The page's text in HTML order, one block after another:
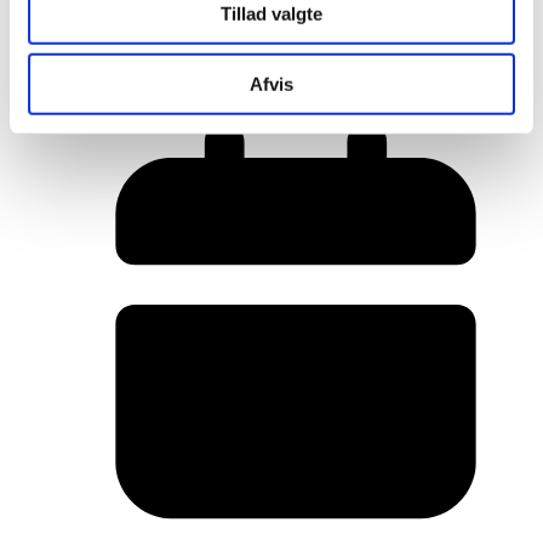
Tillad valgte
Afvis
Her er alle vinderne fra årets Danish
Rainbow Awards